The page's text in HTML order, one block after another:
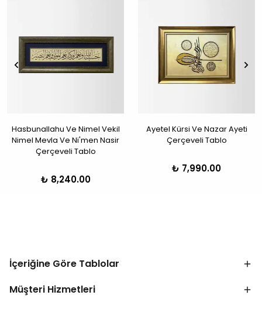
Hasbunallahu Ve Nimel Vekil
Nimel Mevla Ve Ni'men Nasir
Çerçeveli Tablo
₺ 8,240.00
Ayetel Kürsi Ve Nazar Ayeti
Çerçeveli Tablo
₺ 7,990.00
İçeriğine Göre Tablolar
Müşteri Hizmetleri